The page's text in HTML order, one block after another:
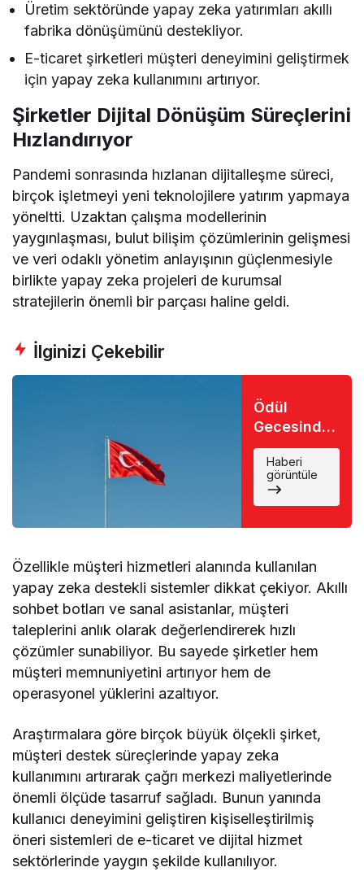
Üretim sektöründe yapay zeka yatırımları akıllı
fabrika dönüşümünü destekliyor.
E-ticaret şirketleri müşteri deneyimini geliştirmek
için yapay zeka kullanımını artırıyor.
Şirketler Dijital Dönüşüm Süreçlerini
Hızlandırıyor
Pandemi sonrasında hızlanan dijitalleşme süreci,
birçok işletmeyi yeni teknolojilere yatırım yapmaya
yöneltti. Uzaktan çalışma modellerinin
yaygınlaşması, bulut bilişim çözümlerinin gelişmesi
ve veri odaklı yönetim anlayışının güçlenmesiyle
birlikte yapay zeka projeleri de kurumsal
stratejilerin önemli bir parçası haline geldi.
İlginizi Çekebilir
Ödül
Gecesinde
Büyük Şok:
Favori İsim
Eli Boş
Döndü
Haberi
görüntüle
Özellikle müşteri hizmetleri alanında kullanılan
yapay zeka destekli sistemler dikkat çekiyor. Akıllı
sohbet botları ve sanal asistanlar, müşteri
taleplerini anlık olarak değerlendirerek hızlı
çözümler sunabiliyor. Bu sayede şirketler hem
müşteri memnuniyetini artırıyor hem de
operasyonel yüklerini azaltıyor.
Araştırmalara göre birçok büyük ölçekli şirket,
müşteri destek süreçlerinde yapay zeka
kullanımını artırarak çağrı merkezi maliyetlerinde
önemli ölçüde tasarruf sağladı. Bunun yanında
kullanıcı deneyimini geliştiren kişiselleştirilmiş
öneri sistemleri de e-ticaret ve dijital hizmet
sektörlerinde yaygın şekilde kullanılıyor.